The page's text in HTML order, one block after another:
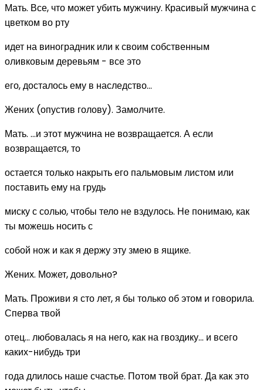
Мать. Все, что может убить мужчину. Красивый мужчина с
цветком во рту
идет на виноградник или к своим собственным
оливковым деревьям - все это
его, досталось ему в наследство...
Жених (опустив голову). Замолчите.
Мать. ...и этот мужчина не возвращается. А если
возвращается, то
остается только накрыть его пальмовым листом или
поставить ему на грудь
миску с солью, чтобы тело не вздулось. Не понимаю, как
ты можешь носить с
собой нож и как я держу эту змею в ящике.
Жених. Может, довольно?
Мать. Проживи я сто лет, я бы только об этом и говорила.
Сперва твой
отец... любовалась я на него, как на гвоздику... и всего
каких-нибудь три
года длилось наше счастье. Потом твой брат. Да как это